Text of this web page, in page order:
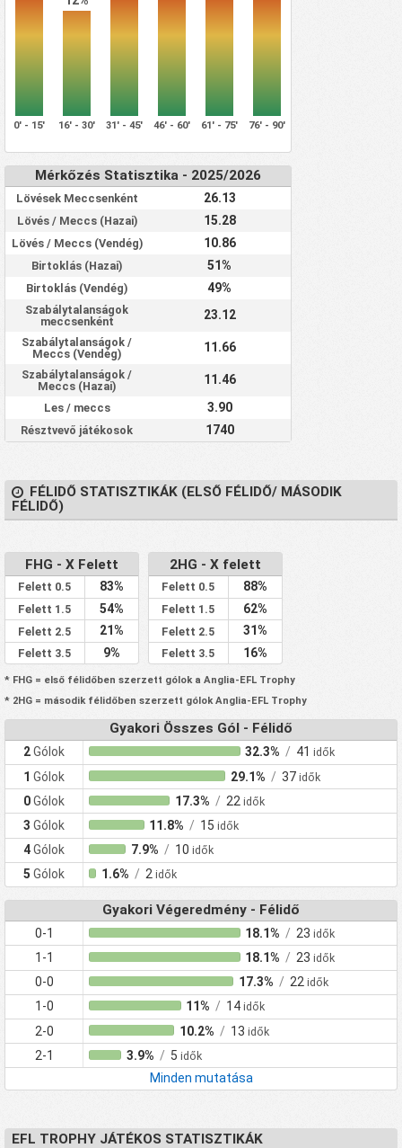
0' - 15' 16' - 30' 31' - 45' 46' - 60' 61' - 75' 76' - 90'
Mérkőzés Statisztika - 2025/2026
Lövések Meccsenként 26.13
Lövés / Meccs (Hazai) 15.28
Lövés / Meccs (Vendég) 10.86
Birtoklás (Hazai) 51%
Birtoklás (Vendég) 49%
Szabálytalanságok
meccsenként
23.12
Szabálytalanságok /
Meccs (Vendég)
11.66
Szabálytalanságok /
Meccs (Hazai)
11.46
Les / meccs 3.90
Résztvevő játékosok 1740
FÉLIDŐ STATISZTIKÁK (ELSŐ FÉLIDŐ/ MÁSODIK
FÉLIDŐ)
FHG - X Felett
Felett 0.5 83%
Felett 1.5 54%
Felett 2.5 21%
Felett 3.5 9%
2HG - X felett
Felett 0.5 88%
Felett 1.5 62%
Felett 2.5 31%
Felett 3.5 16%
* FHG = első félidőben szerzett gólok a Anglia-EFL Trophy
* 2HG = második félidőben szerzett gólok Anglia-EFL Trophy
Gyakori Összes Gól - Félidő
2Gólok 32.3% / 41idők
1Gólok 29.1% / 37 idők
0Gólok 17.3% / 22 idők
3Gólok 11.8% / 15idők
4Gólok 7.9% / 10 idők
5Gólok 1.6% / 2 idők
Gyakori Végeredmény - Félidő
0-1 18.1% / 23idők
1-1 18.1% / 23idők
0-0 17.3% / 22 idők
1-0 11% / 14idők
2-0 10.2% / 13 idők
2-1 3.9% / 5idők
Minden mutatása
EFL TROPHY JÁTÉKOS STATISZTIKÁK